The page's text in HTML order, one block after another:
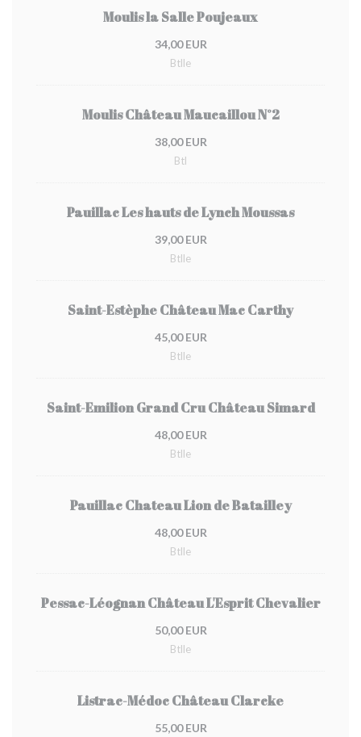
Moulis la Salle Poujeaux
34,00 EUR
Btlle
Moulis Château Maucaillou N°2
38,00 EUR
Btl
Pauillac Les hauts de Lynch Moussas
39,00 EUR
Btlle
Saint-Estèphe Château Mac Carthy
45,00 EUR
Btlle
Saint-Emilion Grand Cru Château Simard
48,00 EUR
Btlle
Pauillac Chateau Lion de Batailley
48,00 EUR
Btlle
Pessac-Léognan Château L'Esprit Chevalier
50,00 EUR
Btlle
Listrac-Médoc Château Clarcke
55,00 EUR